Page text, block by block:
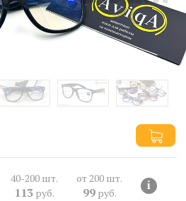
40-200 шт.
113 руб.
от 200 шт.
99руб.
i